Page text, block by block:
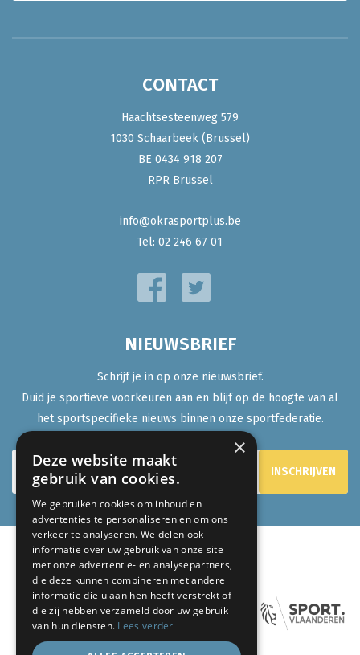
CONTACT
Haachtsesteenweg 579
1030 Schaarbeek (Brussel)
BE 0434 918 207
RPR Brussel
info@okrasportplus.be
Tel: 02 246 67 01
NIEUWSBRIEF
Schrijf je in op onze nieuwsbrief.
Duid je sportieve voorkeuren aan en blijf op de hoogte van al
het sportspecifieke nieuws binnen onze sportfederatie.
ONZE PARTNERS:
×
Deze website maakt
gebruik van cookies.
We gebruiken cookies om inhoud en
advertenties te personaliseren en om ons
verkeer te analyseren. We delen ook
informatie over uw gebruik van onze site
met onze advertentie- en analysepartners,
die deze kunnen combineren met andere
informatie die u aan hen heeft verstrekt of
die zij hebben verzameld door uw gebruik
van hun diensten. Lees verder